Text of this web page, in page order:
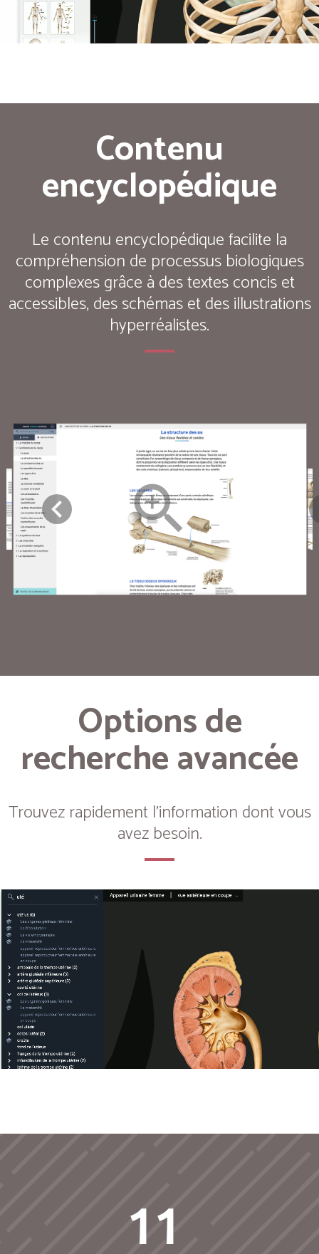
Contenu
encyclopédique
Le contenu encyclopédique facilite la
compréhension de processus biologiques
complexes grâce à des textes concis et
accessibles, des schémas et des illustrations
hyperréalistes.
Options de
recherche avancée
Trouvez rapidement l'information dont vous
avez besoin.
11